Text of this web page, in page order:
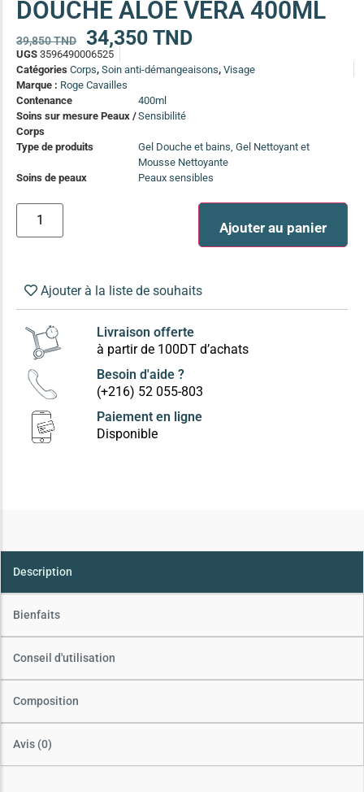
(13)
Soin anti-pelliculaire(12)
Soin pointes cassantes et fourchues
Soins Solaires Ciblés
Pour chaque type de peau, une solution
Soins cibés adultes (67)
Soins ciblé bébé (0-5 ans)(4)
Box à
DOUCHE ALOE VERA 400ML
39,850TND 34,350 TND
UGS 3596490006525
Catégories Corps, Soin anti-démangeaisons, Visage
Marque : Roge Cavailles
Contenance
400ml
Soins sur mesure Peaux /
Corps
Sensibilité
Type de produits
Gel Douche et bains, Gel Nettoyant et
Mousse Nettoyante
Soins de peaux
Peaux sensibles
Ajouter au panier
Ajouter à la liste de souhaits
Livraison offerte
à partir de 100DT d’achats
Besoin d'aide ?
(+216) 52 055-803
Paiement en ligne
Disponible
Composition
Conseil d'utilisation
Bienfaits
Description
Avis (0)